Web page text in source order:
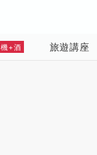
機+酒 旅遊講座